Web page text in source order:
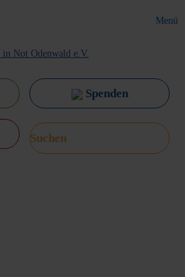
Menü
Spenden